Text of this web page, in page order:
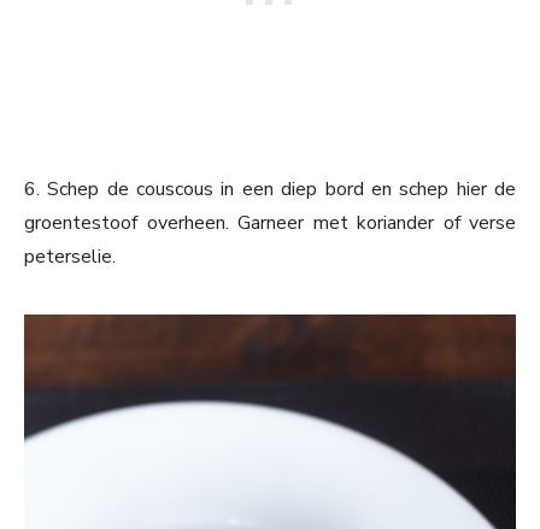
6. Schep de couscous in een diep bord en schep hier de
groentestoof overheen. Garneer met koriander of verse
peterselie.